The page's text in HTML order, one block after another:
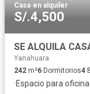
Casa·en alquiler
S/.4,500
Yanahuara
242 m²6 Dormitorios4
·Espacio para oficina